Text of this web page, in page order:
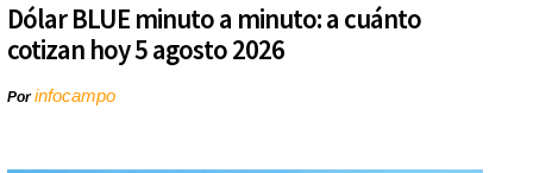
Dólar BLUE minuto a minuto: a cuánto
cotizan hoy 5 agosto 2026
Porinfocampo